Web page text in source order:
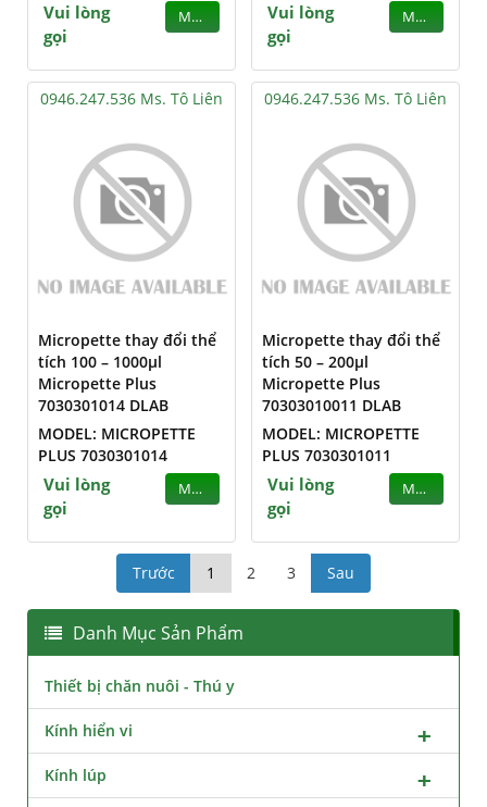
Vui lòng
gọi
MUA
Vui lòng
gọi
MUA
0946.247.536 Ms. Tô Liên
Micropette thay đổi thể
tích 100 – 1000µl
Micropette Plus
7030301014 DLAB
MODEL: MICROPETTE
PLUS 7030301014
Vui lòng
gọi
MUA
0946.247.536 Ms. Tô Liên
Micropette thay đổi thể
tích 50 – 200µl
Micropette Plus
70303010011 DLAB
MODEL: MICROPETTE
PLUS 7030301011
Vui lòng
gọi
MUA
Trước 1 2 3 Sau
Danh Mục Sản Phẩm
Thiết bị chăn nuôi - Thú y
Kính hiển vi
Kính lúp